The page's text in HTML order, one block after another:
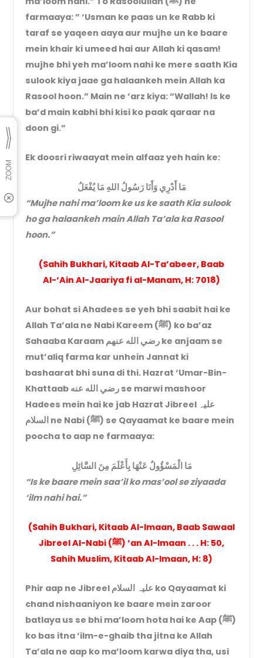
farmaaya: ” ‘Usman ke paas un ke Rabb ki
taraf se yaqeen aaya aur mujhe un ke baare
mein khair ki umeed hai aur Allah ki qasam!
mujhe bhi yeh ma’loom nahi ke mere saath Kia
sulook kiya jaae ga halaankeh mein Allah ka
Rasool hoon.” Main ne ‘arz kiya: “Wallah! Is ke
ba’d main kabhi bhi kisi ko paak qaraar na
doon gi.”
Ek doosri riwaayat mein alfaaz yeh hain ke:
مَا أَدْرِي وَأَنَا رَسُولُ اللهِ مَا يُفْعَلُ
“Mujhe nahi ma’loom ke us ke saath Kia sulook
ho ga halaankeh main Allah Ta’ala ka Rasool
hoon.”
(Sahih Bukhari, Kitaab Al-Ta’abeer, Baab
Al-‘Ain Al-Jaariya fi al-Manam, H: 7018)
Aur bohat si Ahadees se yeh bhi saabit hai ke
Allah Ta’ala ne Nabi Kareem (ﷺ) ko ba’az
Sahaaba Karaam رضي الله عنهم ke anjaam se
mut’aliq farma kar unhein Jannat ki
bashaarat bhi suna di thi. Hazrat ‘Umar-Bin-
Khattaab رضي الله عنه se marwi mashoor
Hadees mein hai ke jab Hazrat Jibreel علیہ
السلام ne Nabi (ﷺ) se Qayaamat ke baare mein
poocha to aap ne farmaaya:
مَا الْمَسْؤُولُ عَنْهَا بِأَعْلَمَ مِنَ السَّائِلِ
“Is ke baare mein saa’il ko mas’ool se ziyaada
‘ilm nahi hai.”
(Sahih Bukhari, Kitaab Al-Imaan, Baab Sawaal
Jibreel Al-Nabi (ﷺ) ‘an Al-Imaan . . . H: 50,
Sahih Muslim, Kitaab Al-Imaan, H: 8)
Phir aap ne Jibreel علیہ السلام ko Qayaamat ki
chand nishaaniyon ke baare mein zaroor
batlaya us se bhi ma’loom hota hai ke Aap (ﷺ)
ko bas itna ‘ilm-e-ghaib tha jitna ke Allah
Ta’ala ne aap ko ma’loom karwa diya tha, usi